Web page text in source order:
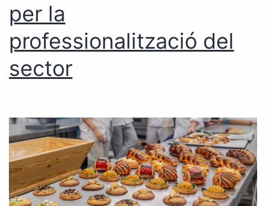
per la
professionalització del
sector